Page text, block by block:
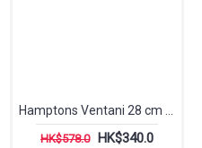
HK$578.0 HK$340.0